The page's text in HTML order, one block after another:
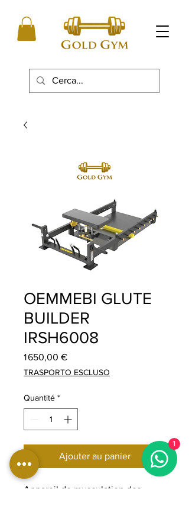
OEMMEBI GLUTE
BUILDER
IRSH6008
1 650,00 €Prix
TRASPORTO ESCLUSO
Quantité *
Ajouter au panier
Appareil de musculation des
1